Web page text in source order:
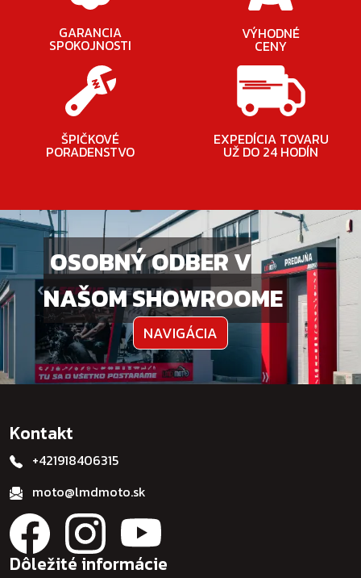
GARANCIA
SPOKOJNOSTI
VÝHODNÉ
CENY
ŠPIČKOVÉ
PORADENSTVO
EXPEDÍCIA TOVARU
UŽ DO 24 HODÍN
OSOBNÝ ODBER V
NAŠOM SHOWROOME
NAVIGÁCIA
Kontakt
+421918406315
moto@lmdmoto.sk
Dôležité informácie